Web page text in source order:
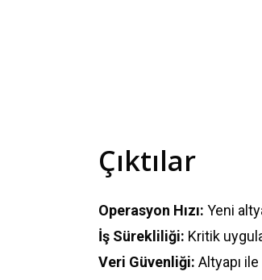
Çıktılar
Operasyon Hızı: Yeni
İş Sürekliliği: Kritik
Veri Güvenliği: Altyapı